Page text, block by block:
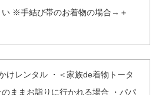
い ※手結び帯のお着物の場合→＋
けレンタル ・＜家族de着物トータ
ままお詣りに行かれる場合 ・パパ